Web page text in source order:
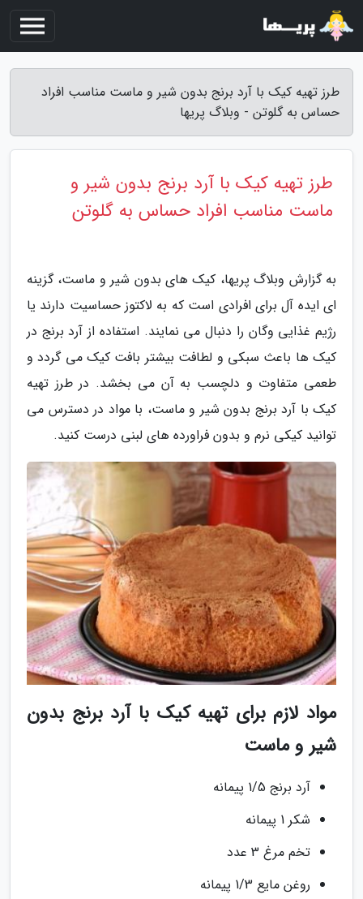
طرز تهیه کیک با آرد برنج بدون شیر و ماست مناسب افراد
حساس به گلوتن - وبلاگ پریها
طرز تهیه کیک با آرد برنج بدون شیر و
ماست مناسب افراد حساس به گلوتن
به گزارش وبلاگ پریها، کیک های بدون شیر و ماست، گزینه
ای ایده آل برای افرادی است که به لاکتوز حساسیت دارند یا
رژیم غذایی وگان را دنبال می نمایند. استفاده از آرد برنج در
کیک ها باعث سبکی و لطافت بیشتر بافت کیک می گردد و
طعمی متفاوت و دلچسب به آن می بخشد. در طرز تهیه
کیک با آرد برنج بدون شیر و ماست، با مواد در دسترس می
توانید کیکی نرم و بدون فراورده های لبنی درست کنید.
مواد لازم برای تهیه کیک با آرد برنج بدون
شیر و ماست
آرد برنج 1/5 پیمانه
شکر 1 پیمانه
تخم مرغ 3 عدد
روغن مایع 1/3 پیمانه